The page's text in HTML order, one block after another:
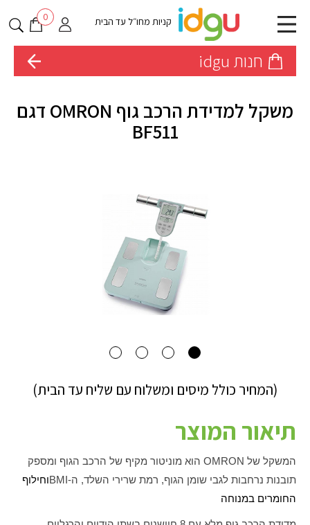
קניות מחו״ל עד הבית 0
חנות idgu
משקל למדידת הרכב גוף OMRON דגם
BF511
(המחיר כולל מיסים ומשלוח עם שליח עד הבית)
תיאור המוצר
המשקל של OMRON הוא מוניטור מקיף של הרכב הגוף ומספק
תובנות נרחבות לגבי שומן הגוף, רמת שרירי השלד, ה-BMIוחילוף
החומרים במנוחה